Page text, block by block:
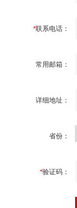
*联系电话：
常用邮箱：
详细地址：
省份：
*验证码：